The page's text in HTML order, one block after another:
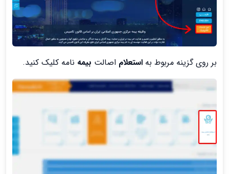
بر روی گزینه مربوط به استعلام اصالت بیمه نامه کلیک کنید.